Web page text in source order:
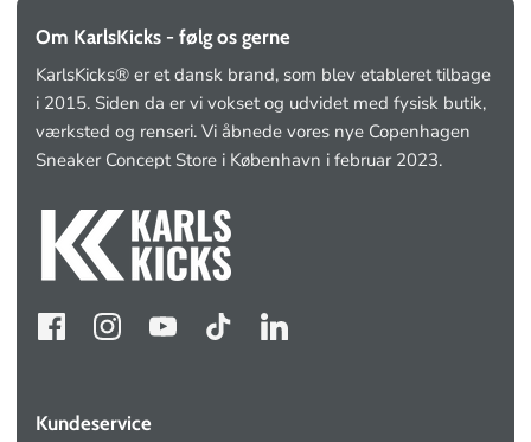
Om KarlsKicks - følg os gerne
KarlsKicks® er et dansk brand, som blev etableret tilbage
i 2015. Siden da er vi vokset og udvidet med fysisk butik,
værksted og renseri. Vi åbnede vores nye Copenhagen
Sneaker Concept Store i København i februar 2023.
Kundeservice